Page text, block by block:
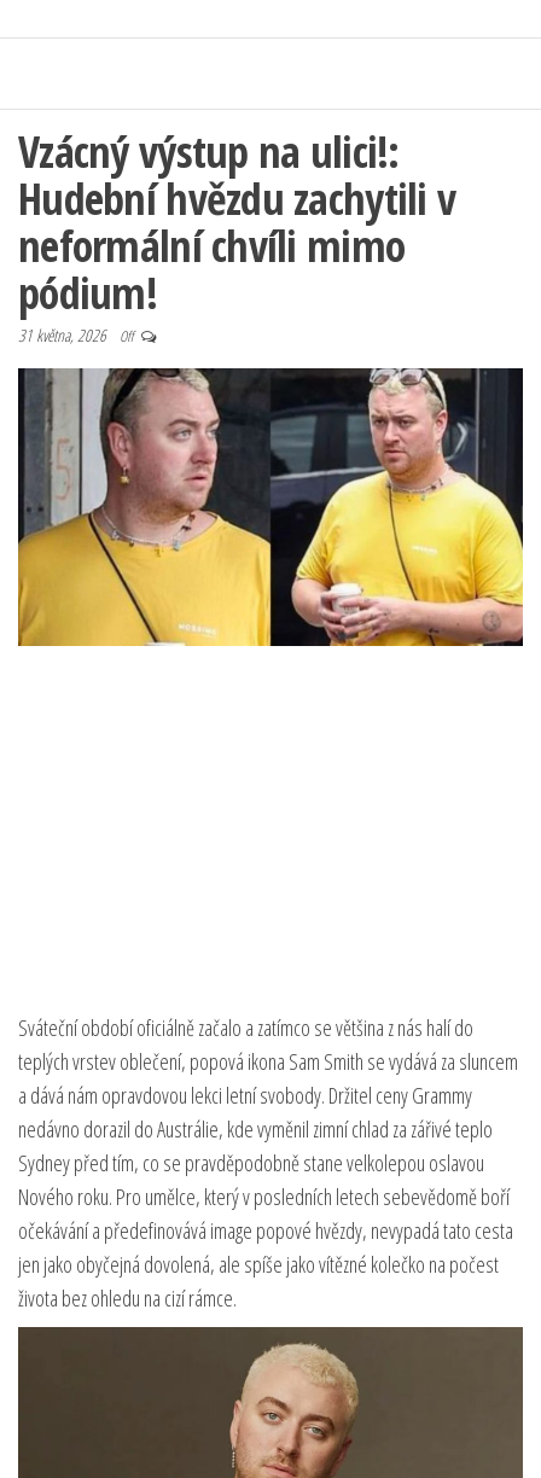
Vzácný výstup na ulici!:
Hudební hvězdu zachytili v
neformální chvíli mimo
pódium!
31 května, 2026 Off
Sváteční období oficiálně začalo a zatímco se většina z nás halí do
teplých vrstev oblečení, popová ikona Sam Smith se vydává za sluncem
a dává nám opravdovou lekci letní svobody. Držitel ceny Grammy
nedávno dorazil do Austrálie, kde vyměnil zimní chlad za zářivé teplo
Sydney před tím, co se pravděpodobně stane velkolepou oslavou
Nového roku. Pro umělce, který v posledních letech sebevědomě boří
očekávání a předefinovává image popové hvězdy, nevypadá tato cesta
jen jako obyčejná dovolená, ale spíše jako vítězné kolečko na počest
života bez ohledu na cizí rámce.